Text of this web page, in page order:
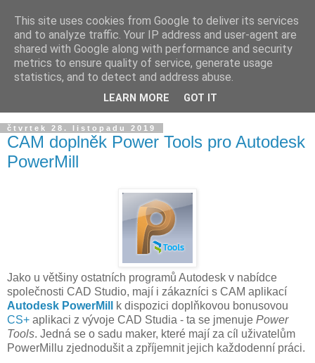
čtvrtek 28. listopadu 2019
CAM doplněk Power Tools pro Autodesk
PowerMill
Jako u většiny ostatních programů Autodesk v nabídce
společnosti CAD Studio, mají i zákazníci s CAM aplikací
Autodesk PowerMill
k dispozici doplňkovou bonusovou
CS+ aplikaci z vývoje CAD Studia - ta se jmenuje Power
Tools. Jedná se o sadu maker, které mají za cíl uživatelům
PowerMillu zjednodušit a zpříjemnit jejich každodenní práci.
This site uses cookies from Google to deliver its services
and to analyze traffic. Your IP address and user-agent are
shared with Google along with performance and security
metrics to ensure quality of service, generate usage
statistics, and to detect and address abuse.
LEARN MORE GOT IT